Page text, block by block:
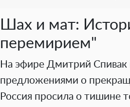
Шах и мат:
перемирием"
На эфире Дмитрий Спивак
предложениями о
Россия просила о тишине